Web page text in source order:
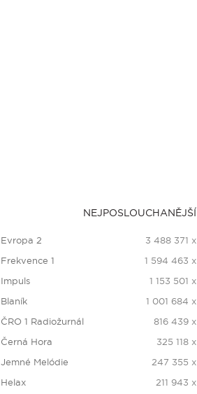
NEJPOSLOUCHANĚJŠÍ
Evropa 2
3 488 371 x
Frekvence 1
1 594 463 x
Impuls
1 153 501 x
Blaník
1 001 684 x
ČRO 1 Radiožurnál
816 439 x
Černá Hora
325 118 x
Jemné Melódie
247 355 x
Helax
211 943 x